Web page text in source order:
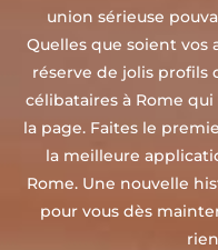
union sérieuse
Quelles que soient vos
réserve de jolis profils
célibataires à Rome
la page. Faites le
la meilleure
Rome. Une nouvelle
pour vous dès